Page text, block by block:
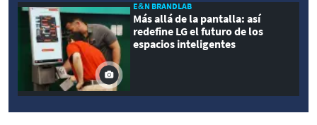
E&N BRANDLAB
Más allá de la pantalla: así
redefine LG el futuro de los
espacios inteligentes